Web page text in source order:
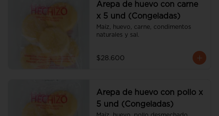
Arepa de huevo con carne
x 5 und (Congeladas)
Maíz, huevo, carne, condimentos
naturales y sal.
$28.600
Arepa de huevo con pollo x
5 und (Congeladas)